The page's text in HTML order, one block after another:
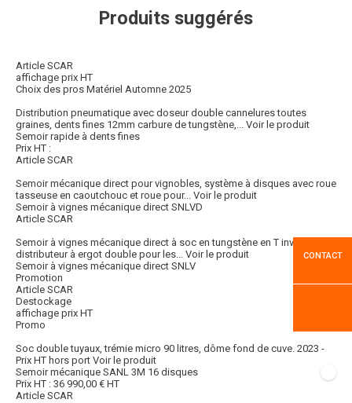
Produits suggérés
Article SCAR
affichage prix HT
Choix des pros Matériel Automne 2025
Distribution pneumatique avec doseur double cannelures toutes
graines, dents fines 12mm carbure de tungstène,... Voir le produit
Semoir rapide à dents fines
Prix HT :
Article SCAR
Semoir mécanique direct pour vignobles, système à disques avec roue
tasseuse en caoutchouc et roue pour... Voir le produit
Semoir à vignes mécanique direct SNLVD
Article SCAR
Semoir à vignes mécanique direct à soc en tungstène en T inverse,
distributeur à ergot double pour les... Voir le produit
Semoir à vignes mécanique direct SNLV
Promotion
Article SCAR
Destockage
affichage prix HT
Promo
Soc double tuyaux, trémie micro 90 litres, dôme fond de cuve. 2023 -
Prix HT hors port Voir le produit
Semoir mécanique SANL 3M 16 disques
Prix HT : 36 990,00 € HT
Article SCAR
CONTACT